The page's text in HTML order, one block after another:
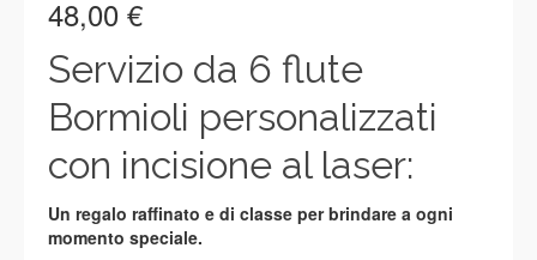
48,00 €
Servizio da 6 flute
Bormioli personalizzati
con incisione al laser:
Un regalo raffinato e di classe per brindare a ogni
momento speciale.